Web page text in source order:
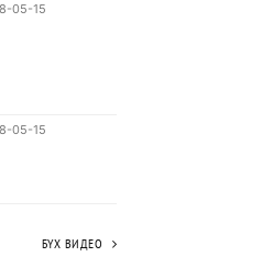
05-15
05-15
БҮХ ВИДЕО